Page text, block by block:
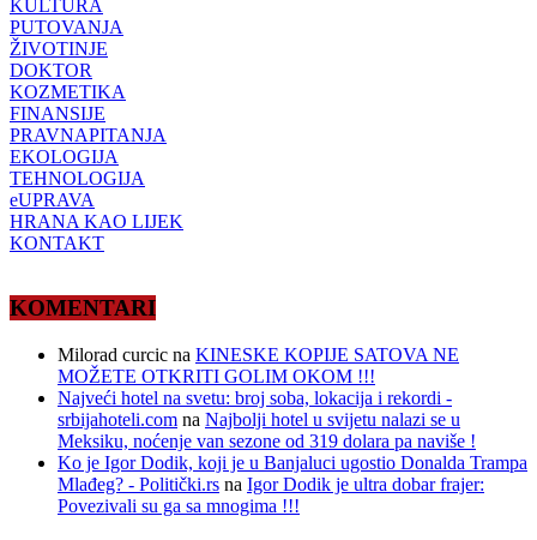
KULTURA
PUTOVANJA
ŽIVOTINJE
DOKTOR
KOZMETIKA
FINANSIJE
PRAVNAPITANJA
EKOLOGIJA
TEHNOLOGIJA
eUPRAVA
HRANA KAO LIJEK
KONTAKT
KOMENTARI
Milorad curcic na KINESKE KOPIJE SATOVA NE
MOŽETE OTKRITI GOLIM OKOM !!!
Najveći hotel na svetu: broj soba, lokacija i rekordi -
srbijahoteli.com na Najbolji hotel u svijetu nalazi se u
Meksiku, noćenje van sezone od 319 dolara pa naviše !
Ko je Igor Dodik, koji je u Banjaluci ugostio Donalda Trampa
Mlađeg? - Politički.rs na Igor Dodik je ultra dobar frajer:
Povezivali su ga sa mnogima !!!